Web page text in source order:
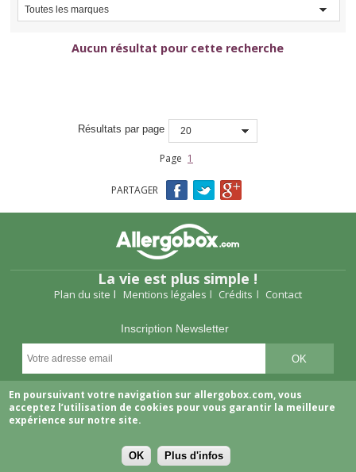
Toutes les marques
Résultats par page 20
Aucun résultat pour cette recherche
Page 1
PARTAGER
La vie est plus simple !
Plan du site Mentions légales Crédits Contact
Inscription Newsletter
Suivez-nous
Copyright © 2026 Allergobox
En poursuivant votre navigation sur allergobox.com, vous
acceptez l’utilisation de cookies pour vous garantir la meilleure
expérience sur notre site.
OK Plus d'infos